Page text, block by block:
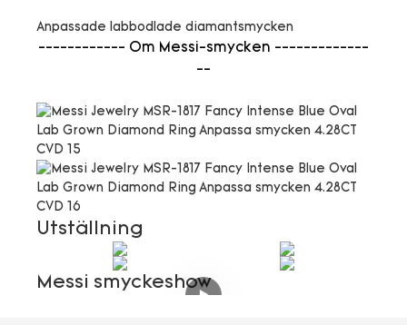
Anpassade labbodlade diamantsmycken
------------ Om Messi-smycken -------------
--
Utställning
Messi smyckeshow